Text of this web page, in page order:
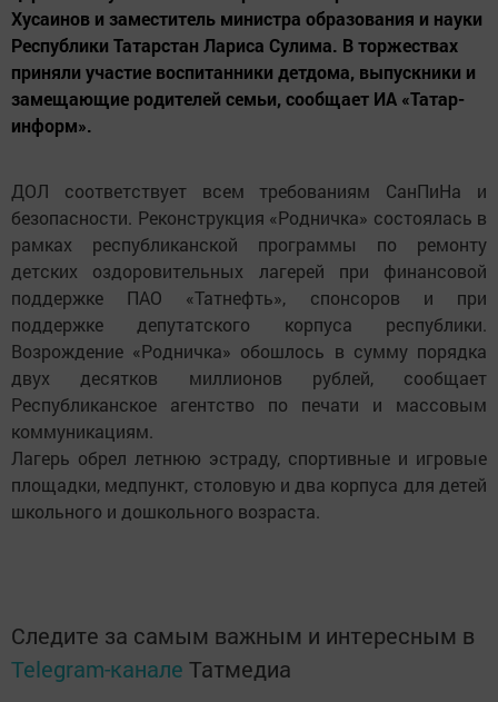
Хусаинов и заместитель министра образования и науки
Республики Татарстан Лариса Сулима. В торжествах
приняли участие воспитанники детдома, выпускники и
замещающие родителей семьи, сообщает ИА «Татар-
информ».
ДОЛ соответствует всем требованиям СанПиНа и
безопасности. Реконструкция «Родничка» состоялась в
рамках республиканской программы по ремонту
детских оздоровительных лагерей при финансовой
поддержке ПАО «Татнефть», спонсоров и при
поддержке депутатского корпуса республики.
Возрождение «Родничка» обошлось в сумму порядка
двух десятков миллионов рублей, сообщает
Республиканское агентство по печати и массовым
коммуникациям.
Лагерь обрел летнюю эстраду, спортивные и игровые
площадки, медпункт, столовую и два корпуса для детей
школьного и дошкольного возраста.
Следите за самым важным и интересным в
Telegram-канале Татмедиа